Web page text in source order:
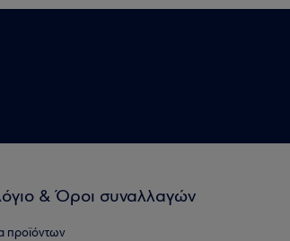
& Όροι συναλλαγών
προϊόντων